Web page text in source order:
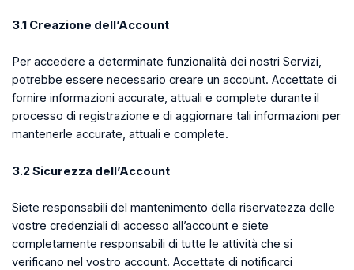
3.1 Creazione dell’Account
Per accedere a determinate funzionalità dei nostri Servizi,
potrebbe essere necessario creare un account. Accettate di
fornire informazioni accurate, attuali e complete durante il
processo di registrazione e di aggiornare tali informazioni per
mantenerle accurate, attuali e complete.
3.2 Sicurezza dell’Account
Siete responsabili del mantenimento della riservatezza delle
vostre credenziali di accesso all’account e siete
completamente responsabili di tutte le attività che si
verificano nel vostro account. Accettate di notificarci